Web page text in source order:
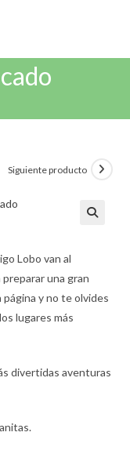
Siguiente producto
Lobo van al
una gran
y no te olvides
lugares más
divertidas aventuras